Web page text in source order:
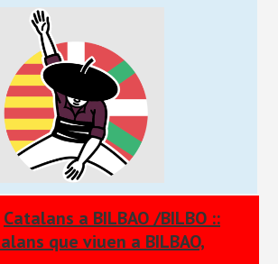
Catalans a BILBAO /BILBO ::
que viuen a BILBAO,